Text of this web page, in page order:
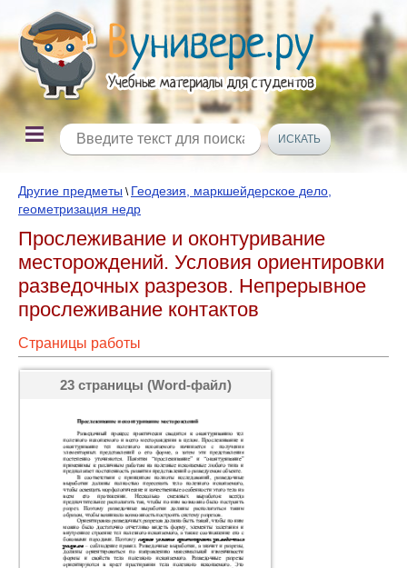
Другие предметы \ Геодезия, маркшейдерское дело,
геометризация недр
Прослеживание и оконтуривание
месторождений. Условия ориентировки
разведочных разрезов. Непрерывное
прослеживание контактов
Страницы работы
23 страницы (Word-файл)